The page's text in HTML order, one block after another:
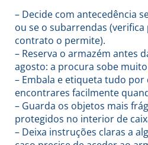
– Decide com antecedência
ou se o subarrendas
contrato o permite).
– Reserva o armazém antes
agosto: a procura sobe
– Embala e etiqueta tudo por
encontrares facilmente
– Guarda os objetos mais
protegidos no interior de
– Deixa instruções claras a